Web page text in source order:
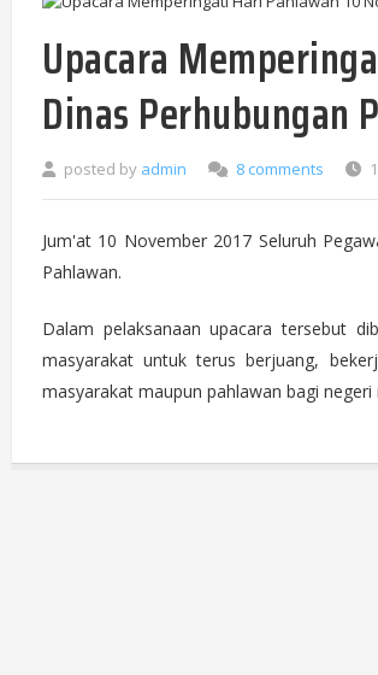
Upacara
Dinas Perhubungan
posted by admin 8 comments
Jum'at 10 November 2017 Seluruh
Pahlawan.
Dalam pelaksanaan upacara tersebut
masyarakat untuk terus berjuang,
masyarakat maupun pahlawan bagi negeri